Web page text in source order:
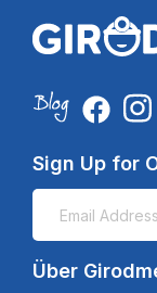
Sign Up for
Über